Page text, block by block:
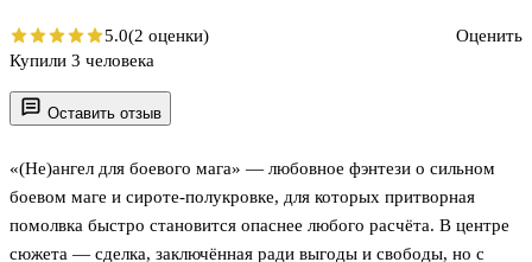
Оставить отзыв
«(Не)ангел для боевого мага» — любовное фэнтези о сильном
боевом маге и сироте-полукровке, для которых притворная
помолвка быстро становится опаснее любого расчёта. В центре
сюжета — сделка, заключённая ради выгоды и свободы, но с
5.0(2 оценки)
Оценить
Купили 3 человека